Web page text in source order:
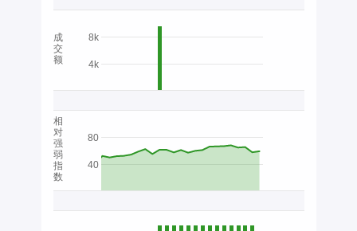
4k
8k
40
80
成
交
额
相
对
强
弱
指
数